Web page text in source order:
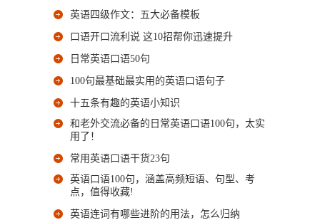
英语四级作文：五大必备模板
口语开口流利说 这10招帮你迅速提升
日常英语口语50句
100句最基础最实用的英语口语句子
十五条有趣的英语小知识
和老外交流必备的日常英语口语100句，太实
用了！
常用英语口语干货23句
英语口语100句，涵盖高频短语、句型、考
点，值得收藏!
英语连词有哪些进阶的用法，怎么归纳